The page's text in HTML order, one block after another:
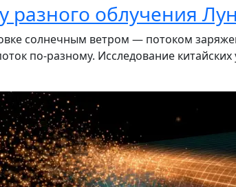
разного облучения
солнечным ветром — потоком
по-разному. Исследование